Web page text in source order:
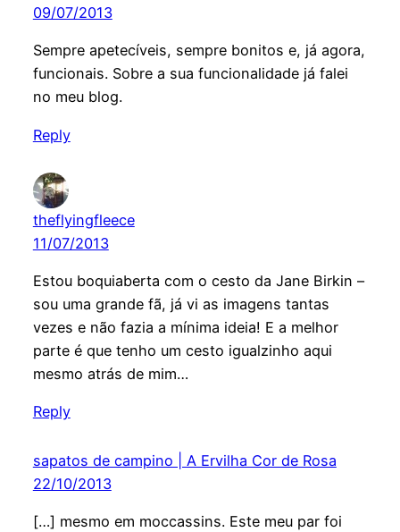
09/07/2013
Sempre apetecíveis, sempre bonitos e, já agora,
funcionais. Sobre a sua funcionalidade já falei
no meu blog.
Reply
theflyingfleece
11/07/2013
Estou boquiaberta com o cesto da Jane Birkin –
sou uma grande fã, já vi as imagens tantas
vezes e não fazia a mínima ideia! E a melhor
parte é que tenho um cesto igualzinho aqui
mesmo atrás de mim…
Reply
sapatos de campino | A Ervilha Cor de Rosa
22/10/2013
[…] mesmo em moccassins. Este meu par foi